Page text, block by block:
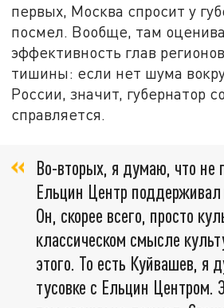
первых, Москва спросит у
посмел. Вообще, там
эффективность глав
тишины: если нет шума
России, значит, губернатор
справляется.
Во-вторых, я думаю, что не
Ельцин Центр
Он, скорее всего, просто
классическом смысле
этого. То есть Куйвашев, я
тусовке с Ельцин Центром.